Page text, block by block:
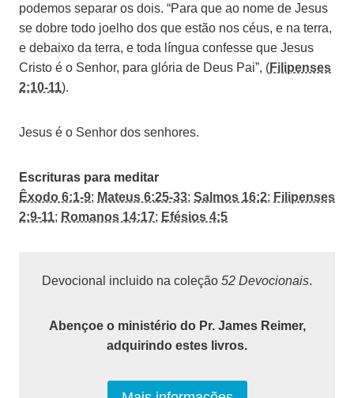
podemos separar os dois. “Para que ao nome de Jesus
se dobre todo joelho dos que estão nos céus, e na terra,
e debaixo da terra, e toda língua confesse que Jesus
Cristo é o Senhor, para glória de Deus Pai”, (Filipenses
2:10-11).
Jesus é o Senhor dos senhores.
Escrituras para meditar
Êxodo 6:1-9; Mateus 6:25-33; Salmos 16:2; Filipenses
2:9-11; Romanos 14:17; Efésios 4:5
Devocional incluido na coleção 52 Devocionais.
Abençoe o ministério do Pr. James Reimer,
adquirindo estes livros.